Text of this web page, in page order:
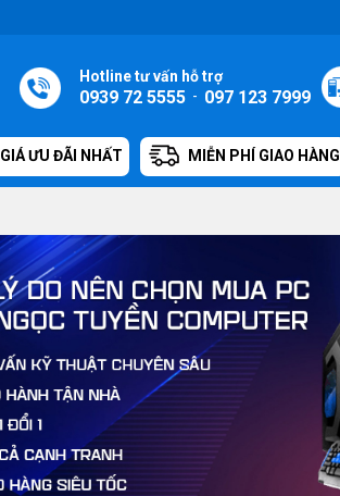
Hotline tư vấn hỗ trợ
0939 72 5555 - 097 123 7999
GIÁ ƯU ĐÃI NHẤT MIỄN PHÍ GIAO HÀNG